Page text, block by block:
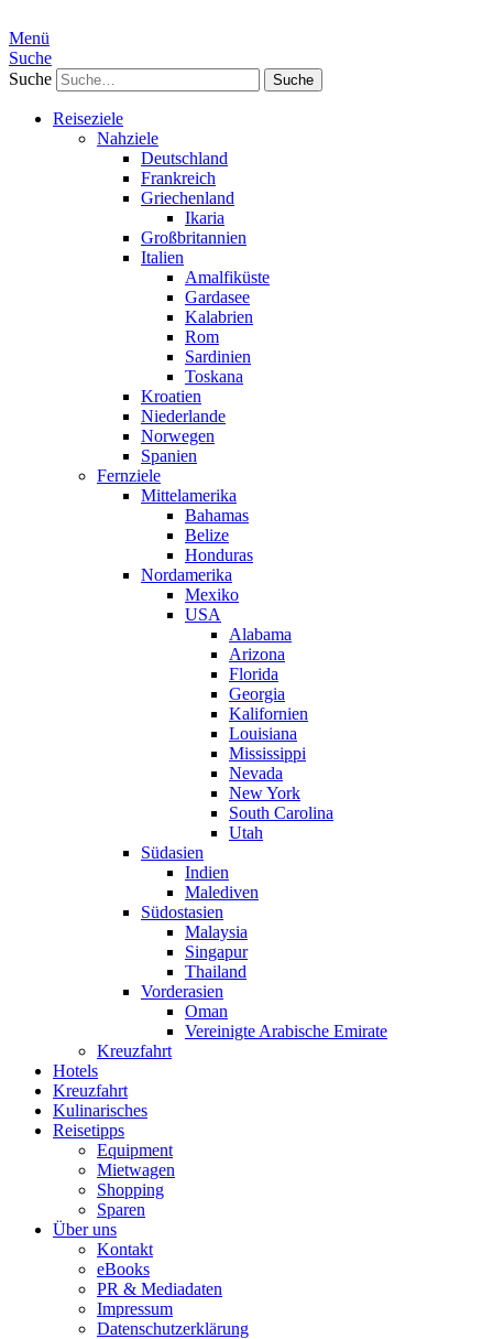
Menü
Suche
Suche
Reiseziele
Nahziele
Deutschland
Frankreich
Griechenland
Ikaria
Großbritannien
Italien
Amalfiküste
Gardasee
Kalabrien
Rom
Sardinien
Toskana
Kroatien
Niederlande
Norwegen
Spanien
Fernziele
Mittelamerika
Bahamas
Belize
Honduras
Nordamerika
Mexiko
USA
Alabama
Arizona
Florida
Georgia
Kalifornien
Louisiana
Mississippi
Nevada
New York
South Carolina
Utah
Südasien
Indien
Malediven
Südostasien
Malaysia
Singapur
Thailand
Vorderasien
Oman
Vereinigte Arabische Emirate
Kreuzfahrt
Hotels
Kreuzfahrt
Kulinarisches
Reisetipps
Equipment
Mietwagen
Shopping
Sparen
Über uns
Kontakt
eBooks
PR & Mediadaten
Impressum
Datenschutzerklärung